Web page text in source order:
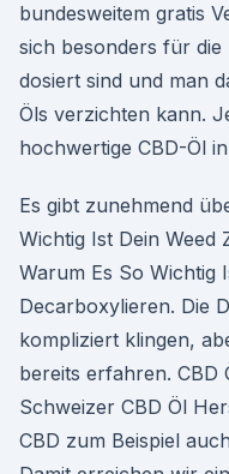
bundesweitem gratis
sich besonders für die
dosiert sind und man
Öls verzichten kann.
hochwertige CBD-Öl
Es gibt zunehmend
Wichtig Ist Dein Weed
Warum Es So Wichtig
Decarboxylieren. Die
kompliziert klingen,
bereits erfahren. CBD
Schweizer CBD Öl
CBD zum Beispiel